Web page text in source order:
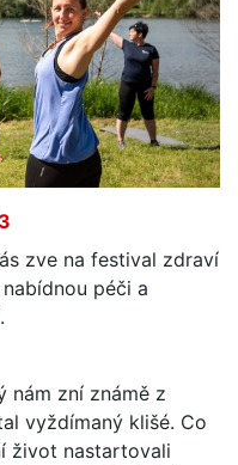
zve na festival zdraví
péči a
nám zní známě z
vyždímaný klišé. Co
život nastartovali